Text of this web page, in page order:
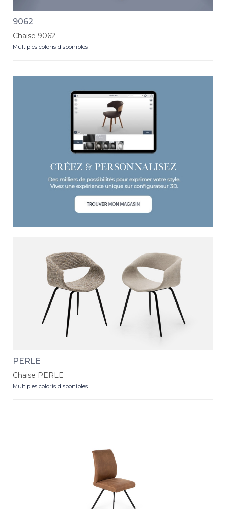
9062
Chaise 9062
Multiples coloris disponibles
PERLE
Chaise PERLE
Multiples coloris disponibles